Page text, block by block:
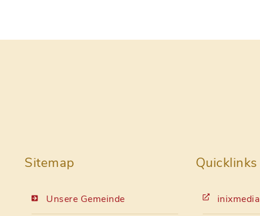
Sitemap
Unsere Gemeinde
Quicklinks
inixmedia